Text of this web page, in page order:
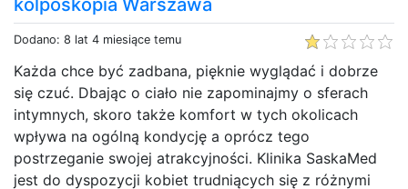
Dodano: 8 lat 4 miesiące temu
Każda chce być zadbana, pięknie wyglądać i dobrze
się czuć. Dbając o ciało nie zapominajmy o sferach
intymnych, skoro także komfort w tych okolicach
wpływa na ogólną kondycję a oprócz tego
postrzeganie swojej atrakcyjności. Klinika SaskaMed
jest do dyspozycji kobiet trudniących się z różnymi